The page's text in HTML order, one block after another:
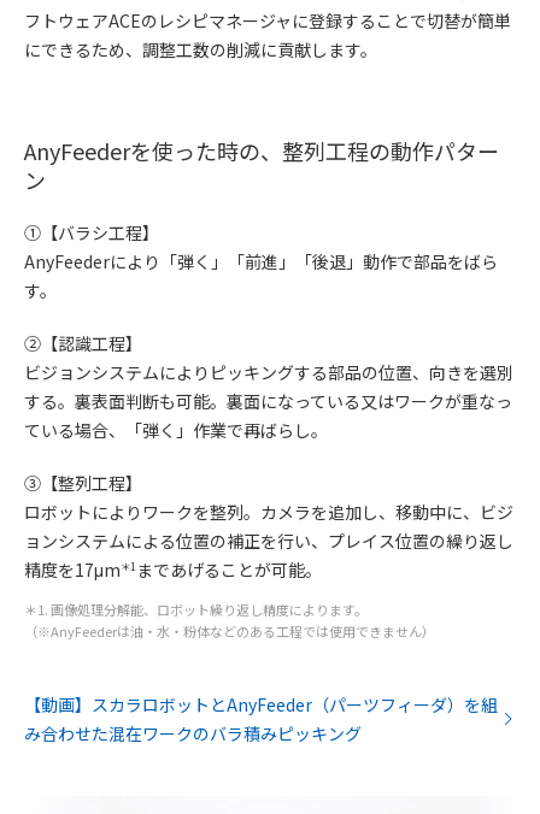
フトウェアACEのレシピマネージャに登録することで切替が簡単
にできるため、調整工数の削減に貢献します。
AnyFeederを使った時の、整列工程の動作パター
ン
①【バラシ工程】
AnyFeederにより「弾く」「前進」「後退」動作で部品をばら
す。
②【認識工程】
ビジョンシステムによりピッキングする部品の位置、向きを選別
する。裏表面判断も可能。裏面になっている又はワークが重なっ
ている場合、「弾く」作業で再ばらし。
③【整列工程】
ロボットによりワークを整列。カメラを追加し、移動中に、ビジ
ョンシステムによる位置の補正を行い、プレイス位置の繰り返し
精度を17μm＊1 まであげることが可能。
＊1. 画像処理分解能、ロボット繰り返し精度によります。
（※AnyFeederは油・水・粉体などのある工程では使用できません）
【動画】スカラロボットとAnyFeeder（パーツフィーダ）を組
み合わせた混在ワークのバラ積みピッキング